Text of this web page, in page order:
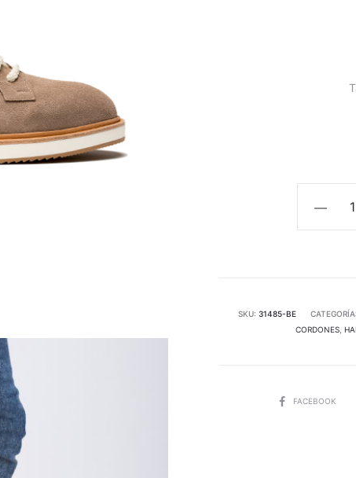
SKU: 31485-BE
CORDONES
SHAREFACEBOOK